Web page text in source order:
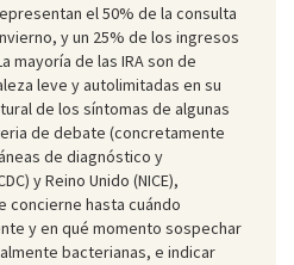
el 50% de la consulta
y un 25% de los ingresos
mayoría de las IRA son de
leve y autolimitadas en su
de los síntomas de algunas
de debate (concretamente
de diagnóstico y
y Reino Unido (NICE),
concierne hasta cuándo
y en qué momento sospechar
bacterianas, e indicar